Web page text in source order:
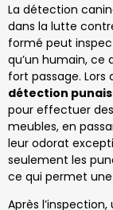
La détection
dans la lutte
formé peut
qu’un humain, ce
fort passage. Lors
détection
pour effectuer des
meubles, en
leur odorat
seulement les
ce qui permet
Après